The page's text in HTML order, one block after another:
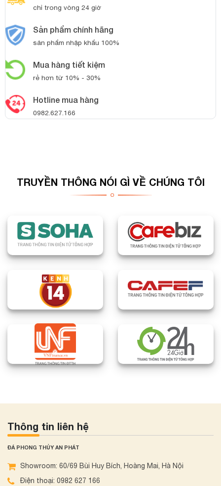
chỉ trong vòng 24 giờ
Sản phẩm chính hãng
sản phẩm nhập khẩu 100%
Mua hàng tiết kiệm
rẻ hơn từ 10% - 30%
Hotline mua hàng
0982.627.166
TRUYỀN THÔNG NÓI GÌ VỀ CHÚNG TÔI
Thông tin liên hệ
ĐÁ PHONG THỦY AN PHÁT
Showroom: 60/69 Bùi Huy Bích, Hoàng Mai, Hà Nội
Điện thoại: 0982 627 166